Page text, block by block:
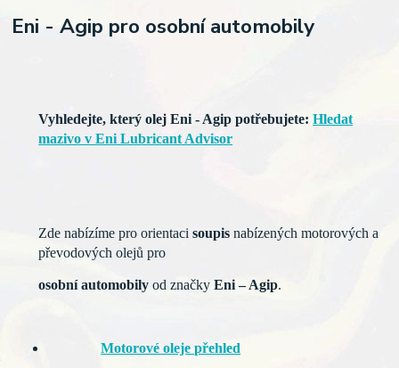
Eni - Agip pro osobní automobily
Vyhledejte, který olej Eni - Agip potřebujete:Hledat
mazivo v Eni Lubricant Advisor
Zde nabízíme pro orientacisoupis nabízených motorových a
převodových olejů pro
osobníautomobilyod značkyEni – Agip.
Motorové oleje přehled